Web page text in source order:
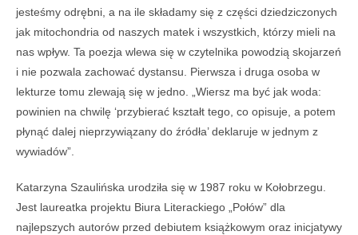
jesteśmy odrębni, a na ile składamy się z części dziedziczonych
jak mitochondria od naszych matek i wszystkich, którzy mieli na
nas wpływ. Ta poezja wlewa się w czytelnika powodzią skojarzeń
i nie pozwala zachować dystansu. Pierwsza i druga osoba w
lekturze tomu zlewają się w jedno. „Wiersz ma być jak woda:
powinien na chwilę ‘przybierać kształt tego, co opisuje, a potem
płynąć dalej nieprzywiązany do źródła’ deklaruje w jednym z
wywiadów”.
Katarzyna Szaulińska urodziła się w 1987 roku w Kołobrzegu.
Jest laureatka projektu Biura Literackiego „Połów” dla
najlepszych autorów przed debiutem książkowym oraz inicjatywy